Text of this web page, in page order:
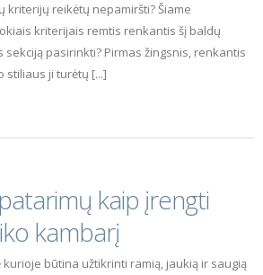
kriterijų reikėtų nepamiršti? Šiame
kriterijais remtis renkantis šį baldų
sekciją pasirinkti? Pirmas žingsnis, renkantis
stiliaus ji turėtų [...]
kaip įrengti
kambarį
būtina užtikrinti ramią, jaukią ir saugią